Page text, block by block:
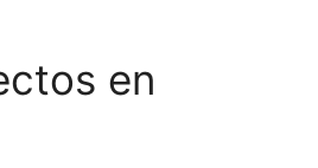
en